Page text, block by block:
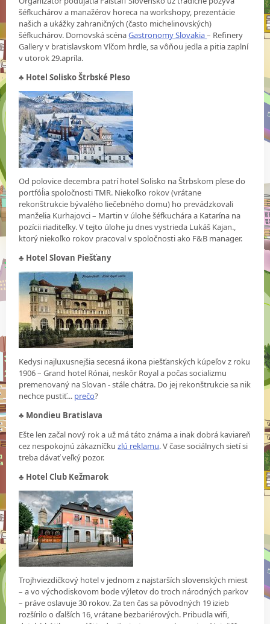
šéfkuchárov a manažérov horeca na workshopy, prezentácie
našich a ukážky zahraničných (často michelinovských)
šéfkuchárov. Domovská scénaGastronomy Slovakia– Refinery
Gallery v bratislavskom Vlčom hrdle, sa vôňou jedla a pitia zaplní
v utorok 29.apríla.
♣ Hotel Solisko Štrbské Pleso
Od polovice decembra patrí hotel Solisko na Štrbskom plese do
portfóĺia spoločnosti TMR. Niekoľko rokov (vrátane
rekonštrukcie bývalého liečebného domu) ho prevádzkovali
manželia Kurhajovci – Martin v úlohe šéfkuchára a Katarína na
pozícii riaditeľky. V tejto úlohe ju dnes vystrieda Lukáš Kajan.,
ktorý niekoľko rokov pracoval v spoločnosti ako F&B manager.
♣ Hotel Slovan Piešťany
Kedysi najluxusnejšia secesná ikona piešťanských kúpeľov z roku
1906 – Grand hotel Rónai, neskôr Royal a počas socializmu
premenovaný na Slovan - stále chátra. Do jej rekonštrukcie sa nik
nechce pustiť... prečo?
♣ Mondieu Bratislava
Ešte len začal nový rok a už má táto známa a inak dobrá kaviareň
cez nespokojnú zákazníčkuzlú reklamu. V čase sociálnych sietí si
treba dávať veľký pozor.
♣ Hotel Club Kežmarok
Trojhviezdičkový hotel v jednom z najstarších slovenských miest
– a vo východiskovom bode výletov do troch národných parkov
– práve oslavuje 30 rokov. Za ten čas sa pôvodných 19 izieb
rozšírilo o ďalších 16, vrátane bezbariérových. Pribudla wifi,